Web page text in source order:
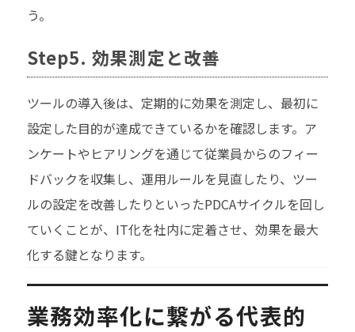
う。
Step5. 効果測定と改善
ツールの導入後は、定期的に効果を測定し、最初に
設定した目的が達成できているかを確認します。ア
ンケートやヒアリングを通じて従業員からのフィー
ドバックを収集し、運用ルールを見直したり、ツー
ルの設定を改善したりといったPDCAサイクルを回し
ていくことが、IT化を社内に定着させ、効果を最大
化する鍵となります。
業務効率化に繋がる代表的